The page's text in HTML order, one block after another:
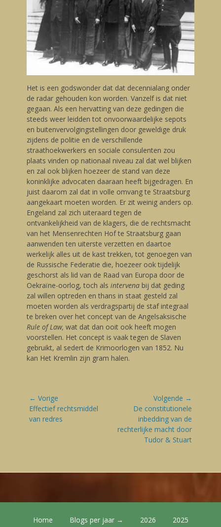
Het is een godswonder dat dat decennialang onder
de radar gehouden kon worden. Vanzelf is dat niet
gegaan. Als een hervatting van deze gedingen die
steeds weer leidden tot onvoorwaardelijke sepots
en buitenvervolgingstellingen door geweldige druk
zijdens de politie en de verschillende
straathoekwerkers en sociale consulenten zou
plaats vinden op nationaal niveau zal dat wel blijken
en zal ook blijken hoezeer de stand van deze
koninklijke advocaten daaraan heeft bijgedragen. En
juist daarom zal dat in volle omvang te Straatsburg
aangekaart moeten worden. Er zit weinig anders op.
Engeland zal zich uiteraard tegen de
ontvankelijkheid van de klagers, die de rechtsmacht
van het Mensenrechten Hof te Straatsburg gaan
aanwenden ten uiterste verzetten en daartoe
werkelijk alles uit de kast trekken, tot genoegen van
de Russische Federatie die, hoezeer ook tijdelijk
geschorst als lid van de Raad van Europa door de
Oekraïne-oorlog, toch als intervena bij dat geding
zal willen optreden en thans in staat gesteld zal
moeten worden als verdragspartij de staf integraal
te breken over het concept van de Angelsaksische
Rule of Law, wat dat dan ooit ook heeft mogen
voorstellen. Het concept is vaak tegen de Slaven
gebruikt, al sedert de Krimoorlogen van 1852. Nu
kan Het Kremlin zijn gram halen.
Bericht
navigatie
← Vorige
Vorige
blog:
Effectief rechtsmiddel
van redres
Volgende →
VolgendeDe constitutionele
inbedding van de
rechterlijke macht door
Tudor & Stuart
Home Blogs per jaar → 2026 2025